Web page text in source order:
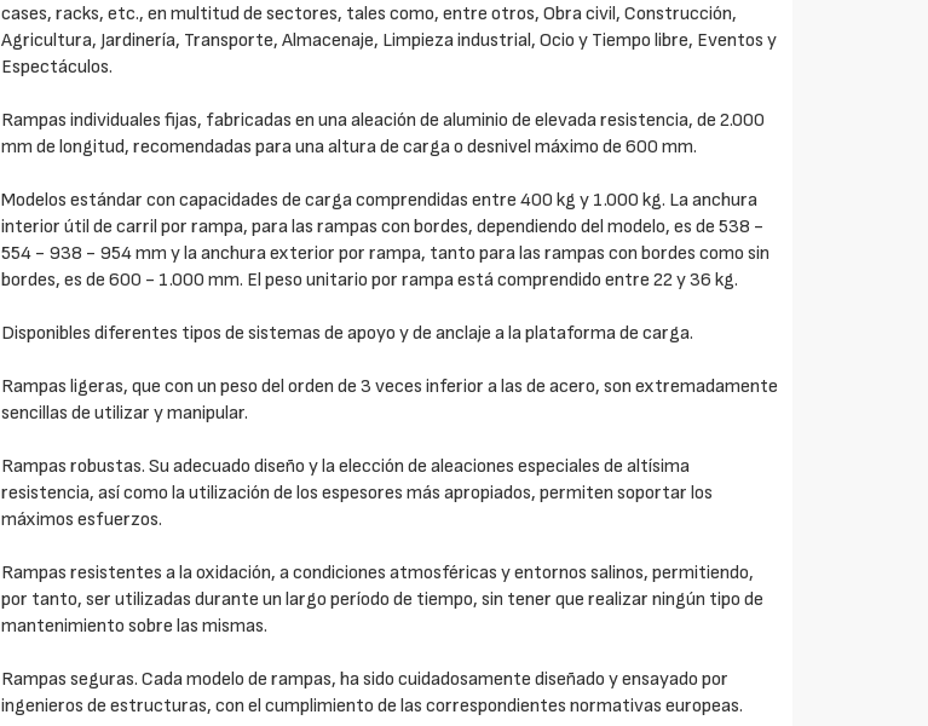
cases, racks, etc., en multitud de sectores, tales como, entre otros, Obra civil, Construcción,
Agricultura, Jardinería, Transporte, Almacenaje, Limpieza industrial, Ocio y Tiempo libre, Eventos y
Espectáculos.
Rampas individuales fijas, fabricadas en una aleación de aluminio de elevada resistencia, de 2.000
mm de longitud, recomendadas para una altura de carga o desnivel máximo de 600 mm.
Modelos estándar con capacidades de carga comprendidas entre 400 kg y 1.000 kg. La anchura
interior útil de carril por rampa, para las rampas con bordes, dependiendo del modelo, es de 538 -
554 - 938 - 954 mm y la anchura exterior por rampa, tanto para las rampas con bordes como sin
bordes, es de 600 - 1.000 mm. El peso unitario por rampa está comprendido entre 22 y 36 kg.
Disponibles diferentes tipos de sistemas de apoyo y de anclaje a la plataforma de carga.
Rampas ligeras, que con un peso del orden de 3 veces inferior a las de acero, son extremadamente
sencillas de utilizar y manipular.
Rampas robustas. Su adecuado diseño y la elección de aleaciones especiales de altísima
resistencia, así como la utilización de los espesores más apropiados, permiten soportar los
máximos esfuerzos.
Rampas resistentes a la oxidación, a condiciones atmosféricas y entornos salinos, permitiendo,
por tanto, ser utilizadas durante un largo período de tiempo, sin tener que realizar ningún tipo de
mantenimiento sobre las mismas.
Rampas seguras. Cada modelo de rampas, ha sido cuidadosamente diseñado y ensayado por
ingenieros de estructuras, con el cumplimiento de las correspondientes normativas europeas.